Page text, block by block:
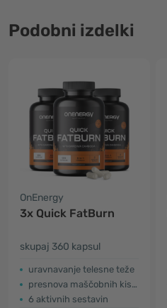
Podobni izdelki
OnEnergy
3x Quick FatBurn
skupaj 360 kapsul
uravnavanje telesne teže
presnova maščobnih kislin
6 aktivnih sestavin